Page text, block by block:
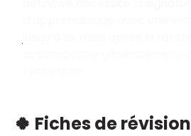
🍀 Fiches de révision